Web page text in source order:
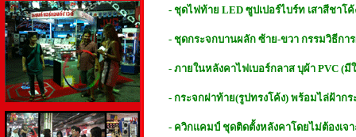
- ชุดไฟท้าย LED ซูปเปอร์ไบร์ท เสาสีชาโ
- ชุดกระจกบานผลัก ซ้าย-ขวา กรรมวิธีก
- ภายในหลังคาไฟเบอร์กลาส บุผ้า PVC (
- กระจกฝาท้าย(รูปทรงโค้ง) พร้อมไล่ฝ้าก
- ควิกแคมป์ ชุดติดตั้งหลังคาโดยไม่ต้องเจ